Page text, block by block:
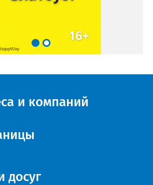
и компаний
досуг